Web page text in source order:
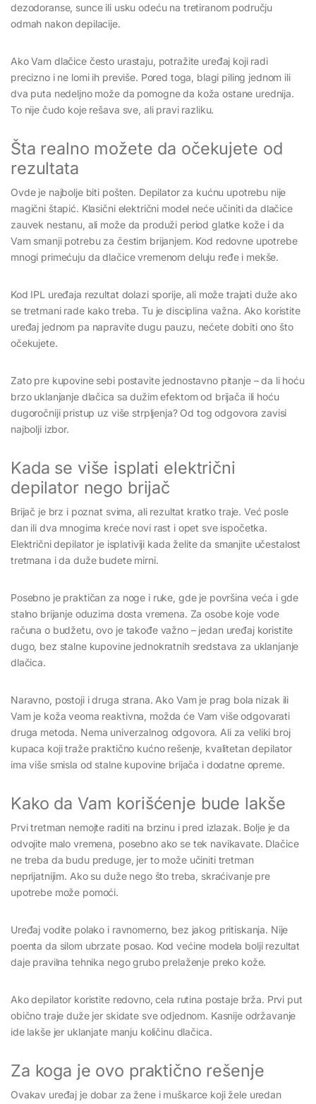
dezodoranse, sunce ili usku odeću na tretiranom području
odmah nakon depilacije.
Ako Vam dlačice često urastaju, potražite uređaj koji radi
precizno i ne lomi ih previše. Pored toga, blagi piling jednom ili
dva puta nedeljno može da pomogne da koža ostane urednija.
To nije čudo koje rešava sve, ali pravi razliku.
Šta realno možete da očekujete od
rezultata
Ovde je najbolje biti pošten. Depilator za kućnu upotrebu nije
magični štapić. Klasični električni model neće učiniti da dlačice
zauvek nestanu, ali može da produži period glatke kože i da
Vam smanji potrebu za čestim brijanjem. Kod redovne upotrebe
mnogi primećuju da dlačice vremenom deluju ređe i mekše.
Kod IPL uređaja rezultat dolazi sporije, ali može trajati duže ako
se tretmani rade kako treba. Tu je disciplina važna. Ako koristite
uređaj jednom pa napravite dugu pauzu, nećete dobiti ono što
očekujete.
Zato pre kupovine sebi postavite jednostavno pitanje – da li hoću
brzo uklanjanje dlačica sa dužim efektom od brijača ili hoću
dugoročniji pristup uz više strpljenja? Od tog odgovora zavisi
najbolji izbor.
Kada se više isplati električni
depilator nego brijač
Brijač je brz i poznat svima, ali rezultat kratko traje. Već posle
dan ili dva mnogima kreće novi rast i opet sve ispočetka.
Električni depilator je isplativiji kada želite da smanjite učestalost
tretmana i da duže budete mirni.
Posebno je praktičan za noge i ruke, gde je površina veća i gde
stalno brijanje oduzima dosta vremena. Za osobe koje vode
računa o budžetu, ovo je takođe važno – jedan uređaj koristite
dugo, bez stalne kupovine jednokratnih sredstava za uklanjanje
dlačica.
Naravno, postoji i druga strana. Ako Vam je prag bola nizak ili
Vam je koža veoma reaktivna, možda će Vam više odgovarati
druga metoda. Nema univerzalnog odgovora. Ali za veliki broj
kupaca koji traže praktično kućno rešenje, kvalitetan depilator
ima više smisla od stalne kupovine brijača i dodatne opreme.
Kako da Vam korišćenje bude lakše
Prvi tretman nemojte raditi na brzinu i pred izlazak. Bolje je da
odvojite malo vremena, posebno ako se tek navikavate. Dlačice
ne treba da budu preduge, jer to može učiniti tretman
neprijatnijim. Ako su duže nego što treba, skraćivanje pre
upotrebe može pomoći.
Uređaj vodite polako i ravnomerno, bez jakog pritiskanja. Nije
poenta da silom ubrzate posao. Kod većine modela bolji rezultat
daje pravilna tehnika nego grubo prelaženje preko kože.
Ako depilator koristite redovno, cela rutina postaje brža. Prvi put
obično traje duže jer skidate sve odjednom. Kasnije održavanje
ide lakše jer uklanjate manju količinu dlačica.
Za koga je ovo praktično rešenje
Ovakav uređaj je dobar za žene i muškarce koji žele uredan